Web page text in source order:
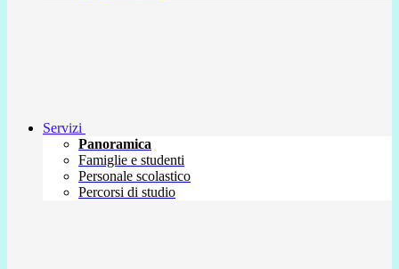
Servizi
Panoramica
Famiglie e studenti
Personale scolastico
Percorsi di studio